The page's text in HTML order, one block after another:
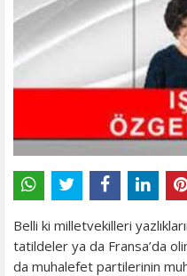
Belli ki milletvekilleri
tatildeler ya da Fransa’da
da muhalefet partilerinin